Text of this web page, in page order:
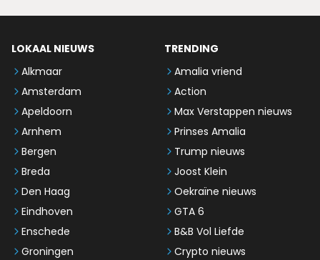
LOKAAL NIEUWS
Alkmaar
Amsterdam
Apeldoorn
Arnhem
Bergen
Breda
Den Haag
Eindhoven
Enschede
Groningen
TRENDING
Amalia vriend
Action
Max Verstappen nieuws
Prinses Amalia
Trump nieuws
Joost Klein
Oekraïne nieuws
GTA 6
B&B Vol Liefde
Crypto nieuws